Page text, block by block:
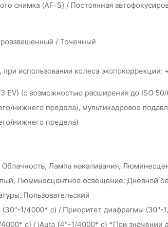
снимка (AF-S) / Постоянная
/ Точечный
использовании колеса экспокоррекции:
EV) (с возможностью расширения до ISO
нижнего предела), мультикадровое
нижнего предела)
Облачность, Лампа накаливания,
Люминесцентное освещение: Дневной
Пользовательский
1/4000* с) / Приоритет диафрагмы
с) / iAuto (4"-1/4000* с) *При